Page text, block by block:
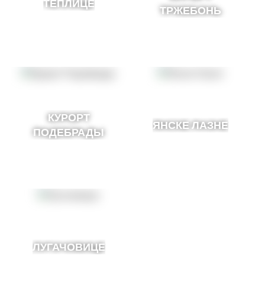
ТЕПЛИЦЕ
ТРЖЕБОНЬ
КУРОРТ
ПОДЕБРАДЫ
ЯНСКЕ ЛАЗНЕ
ЛУГАЧОВИЦЕ